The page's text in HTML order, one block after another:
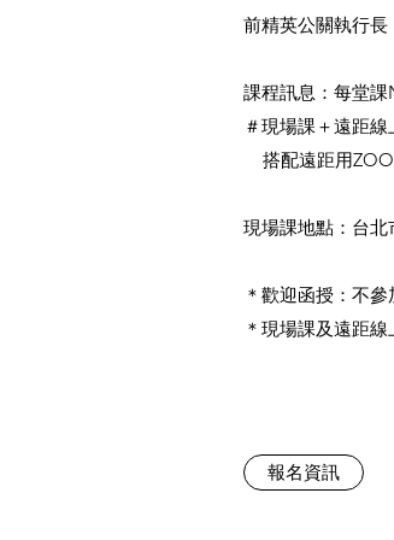
前精英公關執行長
課程訊息：每堂課
＃現場課＋遠距
搭配遠距用
現場課地點：台北
＊歡迎函授：不
＊現場課及遠距
報名資訊